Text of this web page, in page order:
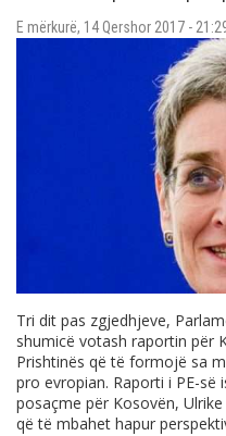
E mërkurë, 14 Qershor 2017 -
Tri dit pas zgjedhjeve,
shumicë votash raportin për
Prishtinës që të formojë sa
pro evropian. Raporti i PE-
posaçme për Kosovën,
që të mbahet hapur